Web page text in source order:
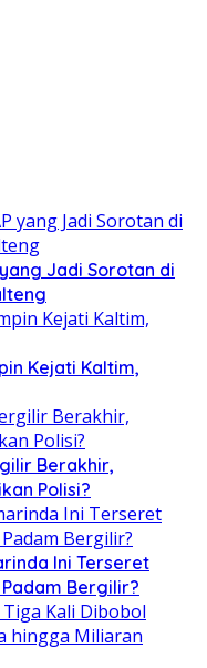
Jadi Sorotan di
Kejati Kaltim,
Berakhir,
Polisi?
Ini Terseret
Padam Bergilir?